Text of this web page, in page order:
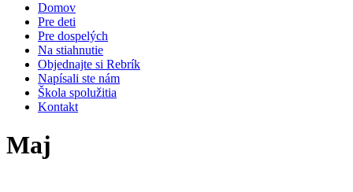
Domov
Pre deti
Pre dospelých
Na stiahnutie
Objednajte si Rebrík
Napísali ste nám
Škola spolužitia
Kontakt
Maj